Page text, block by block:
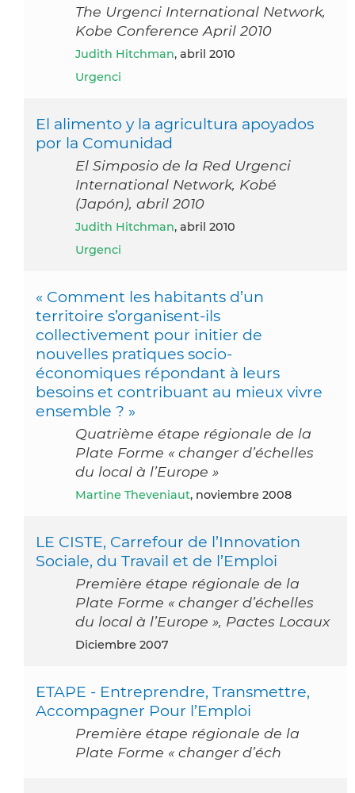
The Urgenci International Network,
Kobe Conference April 2010
Judith Hitchman, abril 2010
Urgenci
El alimento y la agricultura apoyados
por la Comunidad
El Simposio de la Red Urgenci
International Network, Kobé
(Japón), abril 2010
Judith Hitchman, abril 2010
Urgenci
« Comment les habitants d’un
territoire s’organisent-ils
collectivement pour initier de
nouvelles pratiques socio-
économiques répondant à leurs
besoins et contribuant au mieux vivre
ensemble ? »
Quatrième étape régionale de la
Plate Forme « changer d’échelles
du local à l’Europe »
Martine Theveniaut, noviembre 2008
LE CISTE, Carrefour de l’Innovation
Sociale, du Travail et de l’Emploi
Première étape régionale de la
Plate Forme « changer d’échelles
du local à l’Europe », Pactes Locaux
diciembre 2007
ETAPE - Entreprendre, Transmettre,
Accompagner Pour l’Emploi
Première étape régionale de la
Plate Forme « changer d’éch